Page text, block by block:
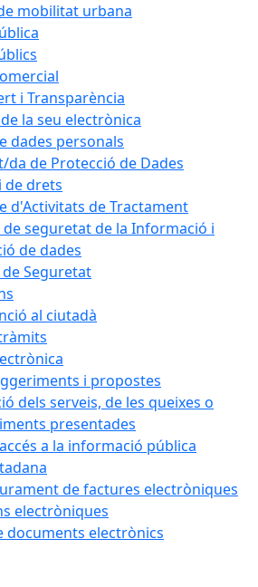
mobilitat urbana
i Transparència
la seu electrònica
dades personals
da de Protecció de Dades
de drets
d'Activitats de Tractament
de seguretat de la Informació i
de dades
Seguretat
al ciutadà
i propostes
dels serveis, de les queixes o
presentades
a la informació pública
de factures electròniques
electròniques
documents electrònics